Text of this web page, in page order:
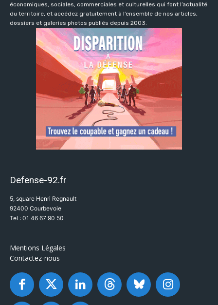
économiques, sociales, commerciales et culturelles qui font l’actualité
du territoire, et accédez gratuitement à l’ensemble de nos articles,
dossiers et galeries photos publiés depuis 2003.
Defense-92.fr
5, square Henri Regnault
92400 Courbevoie
Tel : 01 46 67 90 50
Mentions Légales
Contactez-nous